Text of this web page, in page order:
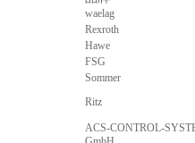
waelag
Rexroth
Hawe
FSG
Sommer
Ritz
ACS-CONTROL-